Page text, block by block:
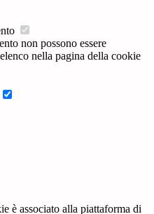
non possono essere
nella pagina della cookie
è associato alla piattaforma di